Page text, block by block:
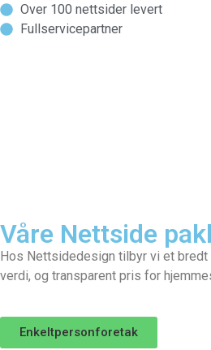
Over 100 nettsider levert
Fullservicepartner
Våre Nettside
Hos Nettsidedesign tilbyr vi et
verdi, og transparent pris for
Enkeltpersonforetak